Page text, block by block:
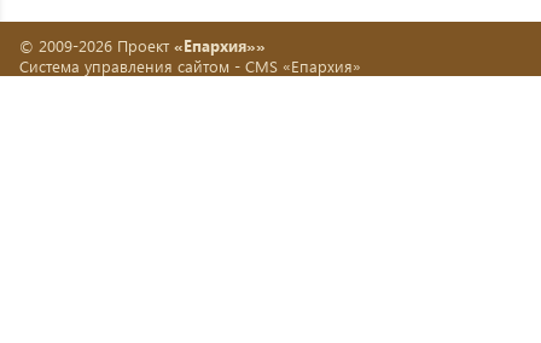
© 2009-2026 Проект «Епархия»»
Система управления сайтом - CMS «Епархия»